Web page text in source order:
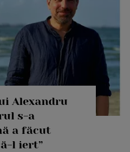
Alexandru
s-a
a făcut
l iert”